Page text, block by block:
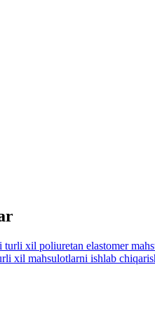
xil mahsulotlarni ishlab